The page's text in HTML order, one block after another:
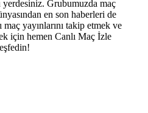
Grubumuzda maç
en son haberleri de
yayınlarını takip etmek ve
için hemen Canlı Maç İzle